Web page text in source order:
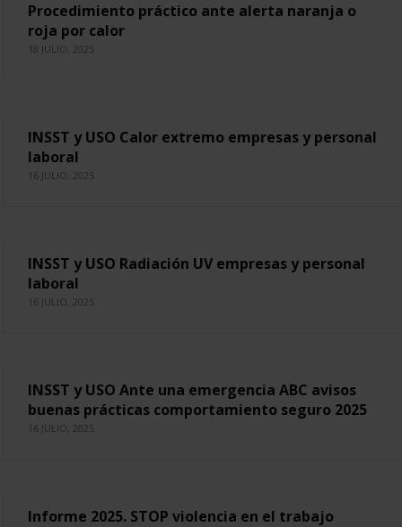
Procedimiento práctico ante alerta naranja o
roja por calor
18 JULIO, 2025
INSST y USO Calor extremo empresas y personal
laboral
16 JULIO, 2025
INSST y USO Radiación UV empresas y personal
laboral
16 JULIO, 2025
INSST y USO Ante una emergencia ABC avisos
buenas prácticas comportamiento seguro 2025
16 JULIO, 2025
Informe 2025. STOP violencia en el trabajo